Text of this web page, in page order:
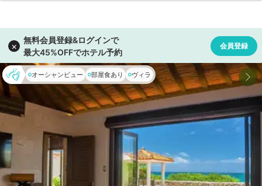
オーシャンビュー 部屋食あり ヴィラ